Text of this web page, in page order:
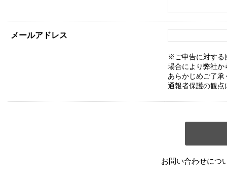
メールアドレス
※ご申告に対する
場合により弊社か
あらかじめご了承
通報者保護の観点
お問い合わせにつ